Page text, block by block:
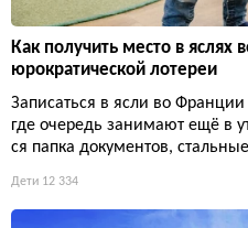
Как получить место в
юрократической лотереи
Записаться в ясли во
где очередь занимают ещё в
ся папка документов,
Дети 12 334